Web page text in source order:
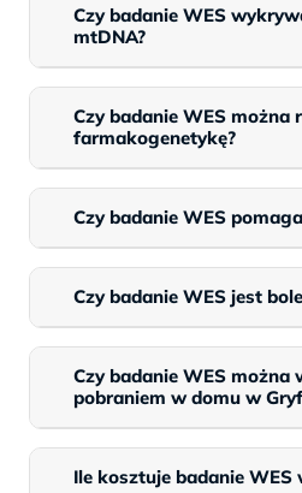
Czy badanie WES
mtDNA?
Czy badanie WES można
farmakogenetykę?
Czy badanie WES
Czy badanie WES jest
Czy badanie WES można
pobraniem w domu w
Ile kosztuje badanie WES